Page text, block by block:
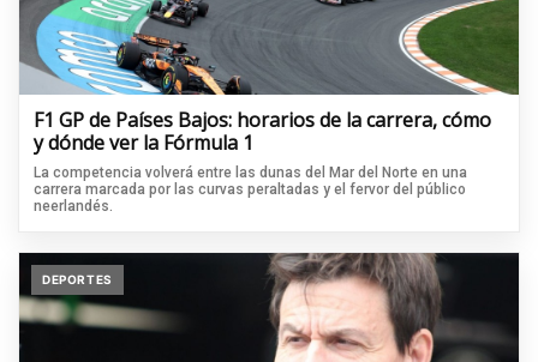
F1 GP de Países Bajos: horarios de la carrera, cómo
y dónde ver la Fórmula 1
La competencia volverá entre las dunas del Mar del Norte en una
carrera marcada por las curvas peraltadas y el fervor del público
neerlandés.
DEPORTES